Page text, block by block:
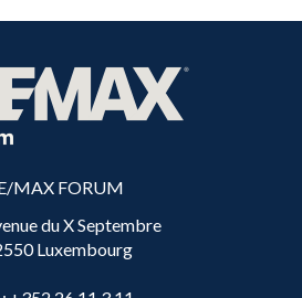
MAX FORUM
du X Septembre
Luxembourg